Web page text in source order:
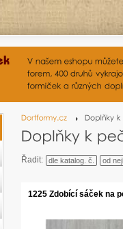
Řadit: dle katalog. č. od
1225 Zdobící sáček na